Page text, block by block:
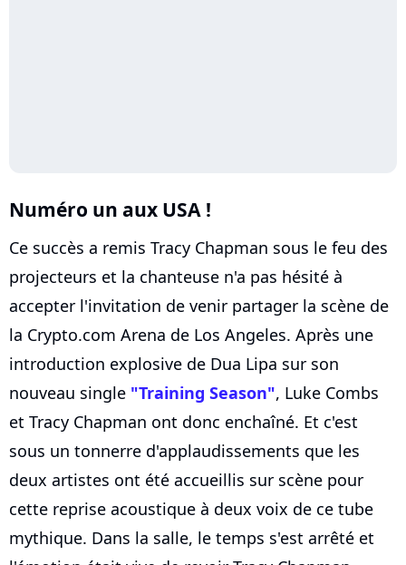
Numéro un aux USA !
Ce succès a remis Tracy Chapman sous le feu des
projecteurs et la chanteuse n'a pas hésité à
accepter l'invitation de venir partager la scène de
la Crypto.com Arena de Los Angeles. Après une
introduction explosive de Dua Lipa sur son
nouveau single "Training Season", Luke Combs
et Tracy Chapman ont donc enchaîné. Et c'est
sous un tonnerre d'applaudissements que les
deux artistes ont été accueillis sur scène pour
cette reprise acoustique à deux voix de ce tube
mythique. Dans la salle, le temps s'est arrêté et